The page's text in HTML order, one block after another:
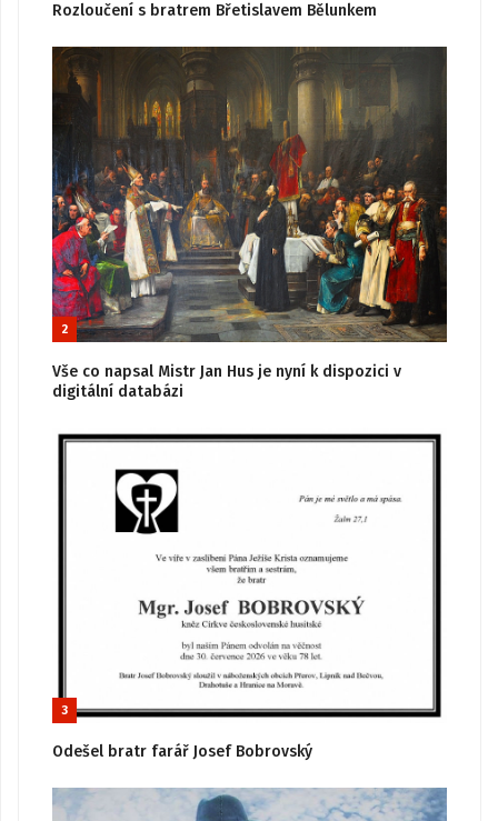
Rozloučení s bratrem Břetislavem Bělunkem
2
Vše co napsal Mistr Jan Hus je nyní k dispozici v
digitální databázi
3
Odešel bratr farář Josef Bobrovský